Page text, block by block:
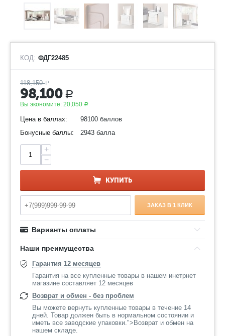
КОД: ФДГ22485
118,150 Р
98,100 Р
Вы экономите: 20,050 Р
Цена в баллах:
98100 баллов
Бонусные баллы:
2943 балла
+
−
КУПИТЬ
ЗАКАЗ В 1 КЛИК
Варианты оплаты
Наши преимущества
Гарантия 12 месяцев
Гарантия на все купленные товары в нашем инетрнет
магазине составляет 12 месяцев
Возврат и обмен - без проблем
Вы можете вернуть купленные товары в течение 14
дней. Товар должен быть в нормальном состоянии и
иметь все заводские упаковки.">Возврат и обмен на
нашем складе.